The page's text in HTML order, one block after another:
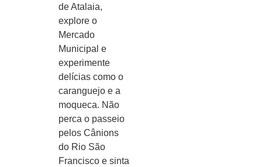
de Atalaia,
explore o
Mercado
Municipal e
experimente
delícias como o
caranguejo e a
moqueca. Não
perca o passeio
pelos Cânions
do Rio São
Francisco e sinta